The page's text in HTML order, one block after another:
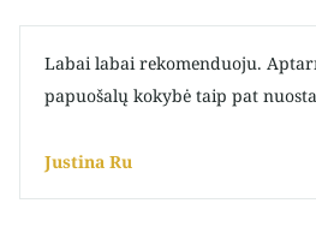
Labai labai rekomenduoju.
papuošalų kokybė taip pat
Justina Ru